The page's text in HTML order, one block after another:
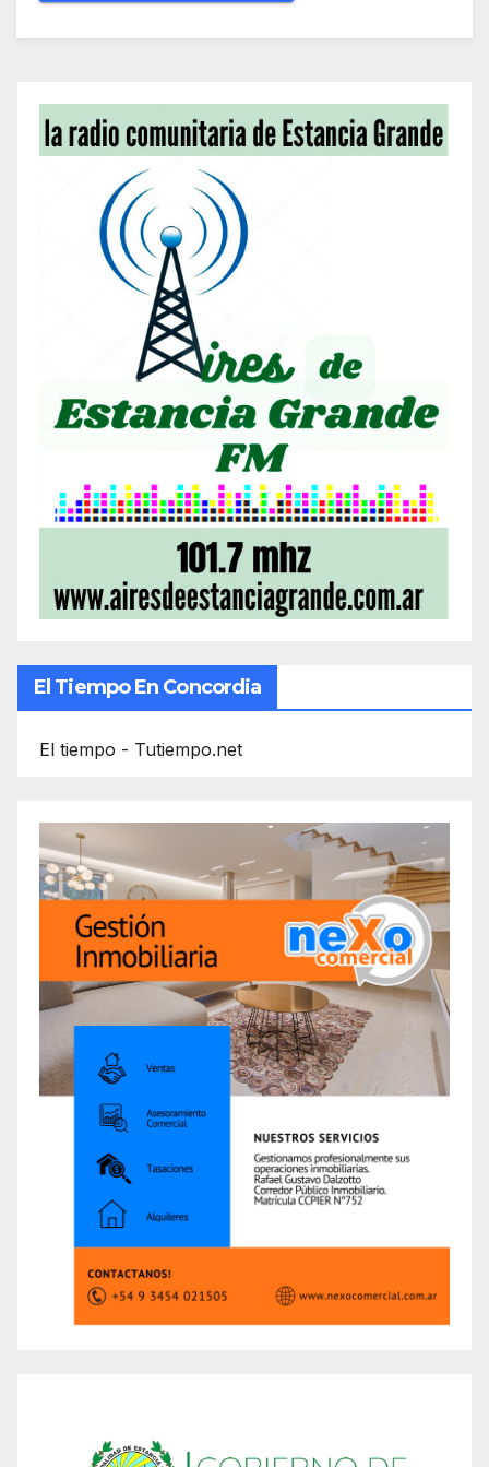
El Tiempo En Concordia
El tiempo - Tutiempo.net